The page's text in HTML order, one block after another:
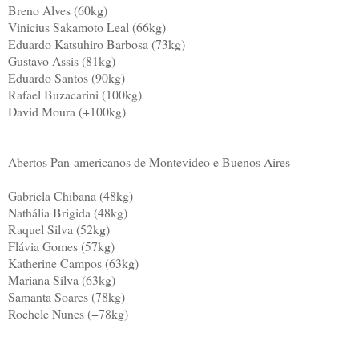
Breno Alves (60kg)
Vinicius Sakamoto Leal (66kg)
Eduardo Katsuhiro Barbosa (73kg)
Gustavo Assis (81kg)
Eduardo Santos (90kg)
Rafael Buzacarini (100kg)
David Moura (+100kg)
Abertos Pan-americanos de Montevideo e Buenos Aires
Gabriela Chibana (48kg)
Nathália Brigida (48kg)
Raquel Silva (52kg)
Flávia Gomes (57kg)
Katherine Campos (63kg)
Mariana Silva (63kg)
Samanta Soares (78kg)
Rochele Nunes (+78kg)